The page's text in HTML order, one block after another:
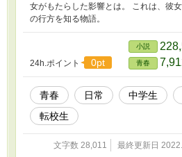
女がもたらした影響とは。 これは、彼
の行方を知る物語。
24h.ポイント 0pt
小説
青春
青春 日常 中学生
転校生
文字数 28,011 最終更新日